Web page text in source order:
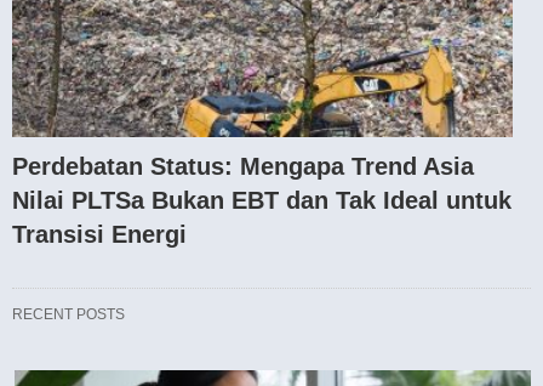
Perdebatan Status: Mengapa Trend Asia
Nilai PLTSa Bukan EBT dan Tak Ideal untuk
Transisi Energi
RECENT POSTS